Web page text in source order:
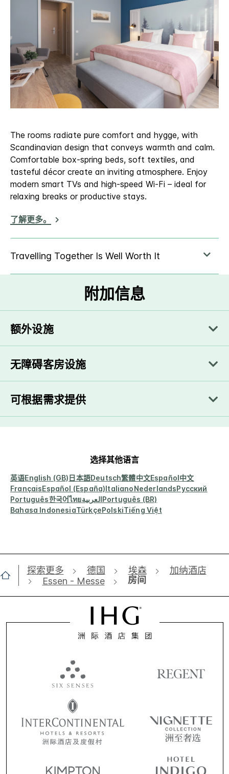
The rooms radiate pure comfort and hygge, with
Scandinavian design that conveys warmth and calm.
Comfortable box-spring beds, soft textiles, and
tasteful décor create an inviting atmosphere. Enjoy
modern smart TVs and high-speed Wi-Fi – ideal for
relaxing breaks or productive stays.
了解更多。
附加信息
额外设施
无障碍客房设施
可根据需求提供
选择其他语言
英语English (GB)日本語Deutsch繁體中文Español中文
FrançaisEspañol (España)ItalianoNederlandsРусский
Português한국어ไทยالعربيةPortuguês (BR)
Bahasa IndonesiaTürkçePolskiTiếng Việt
探索更多 德国 埃森
加纳酒店
Essen - Messe
房间